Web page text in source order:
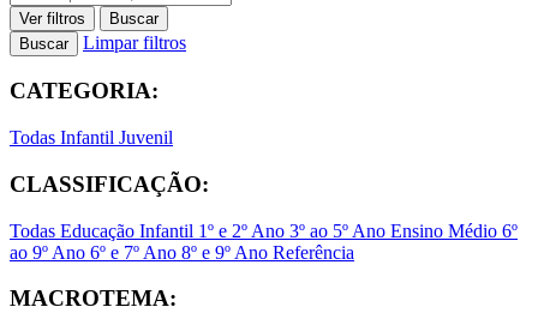
Ver filtros
Buscar
Buscar
Limpar filtros
CATEGORIA:
Todas Infantil Juvenil
CLASSIFICAÇÃO:
Todas Educação Infantil 1º e 2º Ano 3º ao 5º Ano Ensino Médio 6º
ao 9º Ano 6º e 7º Ano 8º e 9º Ano Referência
MACROTEMA: